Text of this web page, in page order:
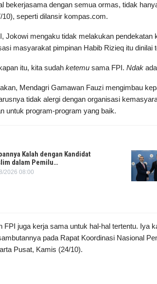
bekerjasama dengan semua ormas, tidak
10), seperti dilansir kompas.com.
Jokowi mengaku tidak melakukan
masyarakat pimpinan Habib Rizieq itu dinilai
itu, kita sudah ketemu sama FPI. Ndak
Mendagri Gamawan Fauzi mengimbau
tidak alergi dengan organisasi
untuk program-program yang baik.
Kalah dengan Kandidat
dalam Pemilu…
2026 08:00
FPI juga kerja sama untuk hal-hal tertentu. Iya
pada Rapat Koordinasi Nasional
Pusat, Kamis (24/10).